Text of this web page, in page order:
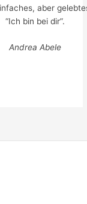
aber
“Ich bin bei dir”.
Andrea Abele